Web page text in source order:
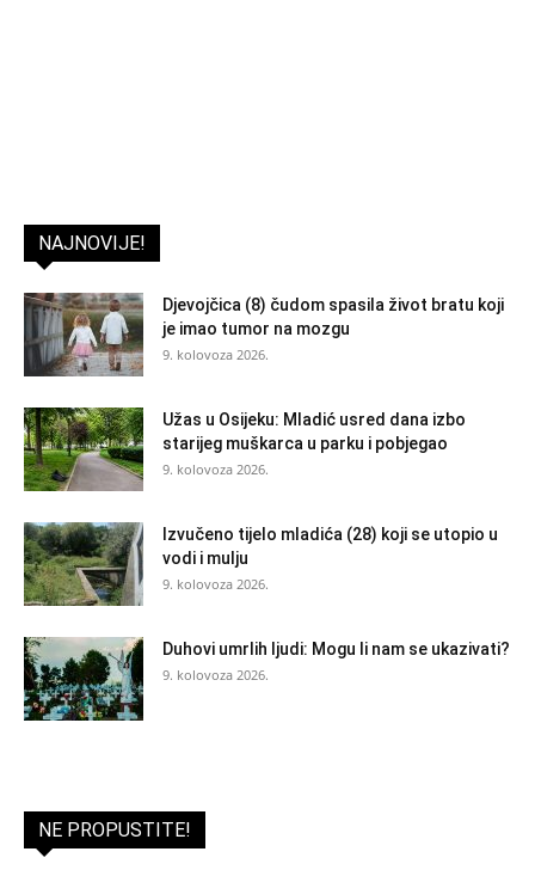
NAJNOVIJE!
Djevojčica (8) čudom spasila život bratu koji
je imao tumor na mozgu
9. kolovoza 2026.
Užas u Osijeku: Mladić usred dana izbo
starijeg muškarca u parku i pobjegao
9. kolovoza 2026.
Izvučeno tijelo mladića (28) koji se utopio u
vodi i mulju
9. kolovoza 2026.
Duhovi umrlih ljudi: Mogu li nam se ukazivati?
9. kolovoza 2026.
NE PROPUSTITE!